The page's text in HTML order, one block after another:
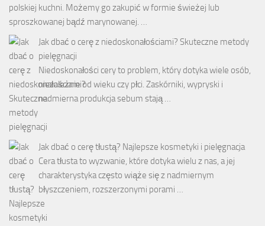
polskiej kuchni. Możemy go zakupić w formie świeżej lub
sproszkowanej bądź marynowanej. …
Jak dbać o cerę z niedoskonałościami? Skuteczne metody
pielęgnacji
Niedoskonałości cery to problem, który dotyka wiele osób,
niezależnie od wieku czy płci. Zaskórniki, wypryski i
nadmierna produkcja sebum stają …
Jak dbać o cerę tłustą? Najlepsze kosmetyki i pielęgnacja
Cera tłusta to wyzwanie, które dotyka wielu z nas, a jej
charakterystyka często wiąże się z nadmiernym
błyszczeniem, rozszerzonymi porami …